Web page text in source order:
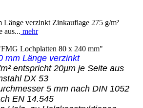
Länge verzinkt Zinkauflage 275 g/m²
aus... mehr
Lochplatten 80 x 240 mm"
mm Länge verzinkt
entspricht 20µm je Seite aus
DX 53
5 mm nach DIN 1052
EN 14.545